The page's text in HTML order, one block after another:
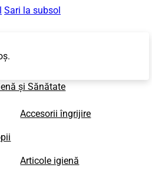
Sari la subsol
și Sănătate
Accesorii îngrijire
Articole igienă